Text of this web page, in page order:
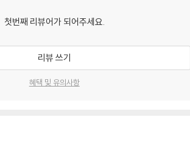
첫번째 리뷰어가 되어주세요.
리뷰 쓰기
혜택 및 유의사항